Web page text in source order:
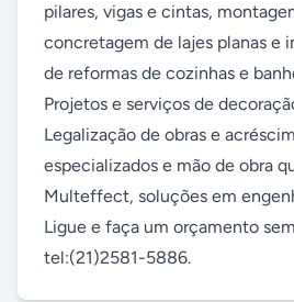
pilares, vigas e cintas,
concretagem de lajes planas e
de reformas de cozinhas e
Projetos e serviços de
Legalização de obras e
especializados e mão de obra
Multeffect, soluções em
Ligue e faça um orçamento
tel:(21)2581-5886.